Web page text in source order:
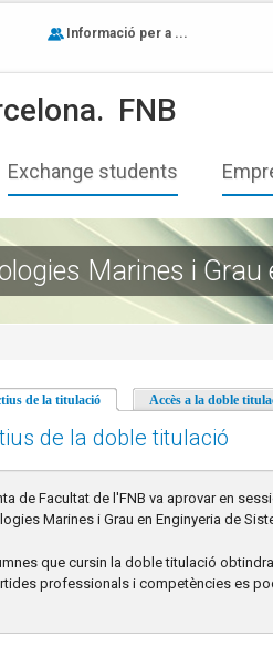
Informació per a ...
FNB
Exchange students
Marines i
de la titulació (pestanya activa)Accès a la doble
de la doble titulació
de Facultat de l'FNB va aprovar en
Marines i Grau en Enginyeria de
que cursin la doble titulació
professionals i competències es